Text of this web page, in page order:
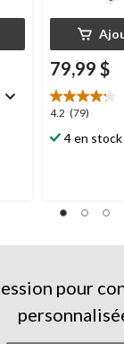
79,99 $
4.2 (79)
4.2
étoile(s)
sur
4 en stock
pour